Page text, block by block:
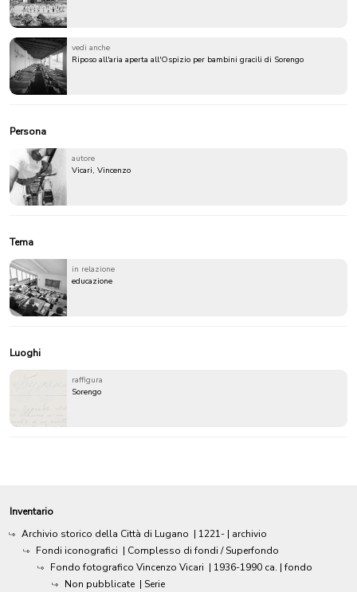
vedi anche
Riposo all'aria aperta all'Ospizio per bambini gracili di Sorengo
Persona
autore
Vicari, Vincenzo
Tema
in relazione
educazione
Luoghi
raffigura
Sorengo
Inventario
Archivio storico della Città di Lugano | 1221- | archivio
Fondi iconografici | Complesso di fondi / Superfondo
Fondo fotografico Vincenzo Vicari | 1936-1990 ca. | fondo
Non pubblicate | Serie